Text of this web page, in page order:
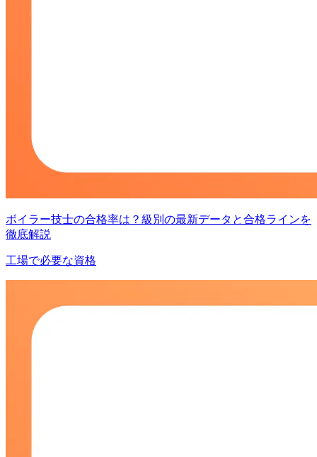
ボイラー技士の合格率は？級別の最新データと合格ラインを
徹底解説
工場で必要な資格